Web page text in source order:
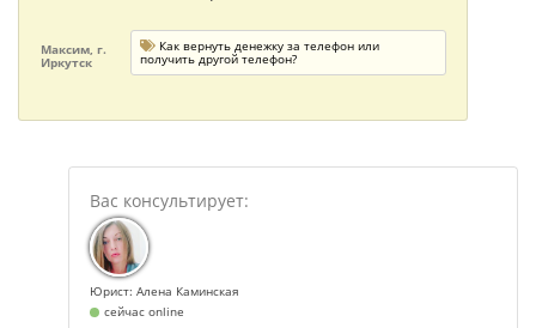
Максим, г.
Иркутск
Как вернуть денежку за телефон или
получить другой телефон?
Юрист: Алена Каминская
сейчас online